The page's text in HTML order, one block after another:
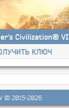
Civilization® VI
КЛЮЧ
© 2015-2026